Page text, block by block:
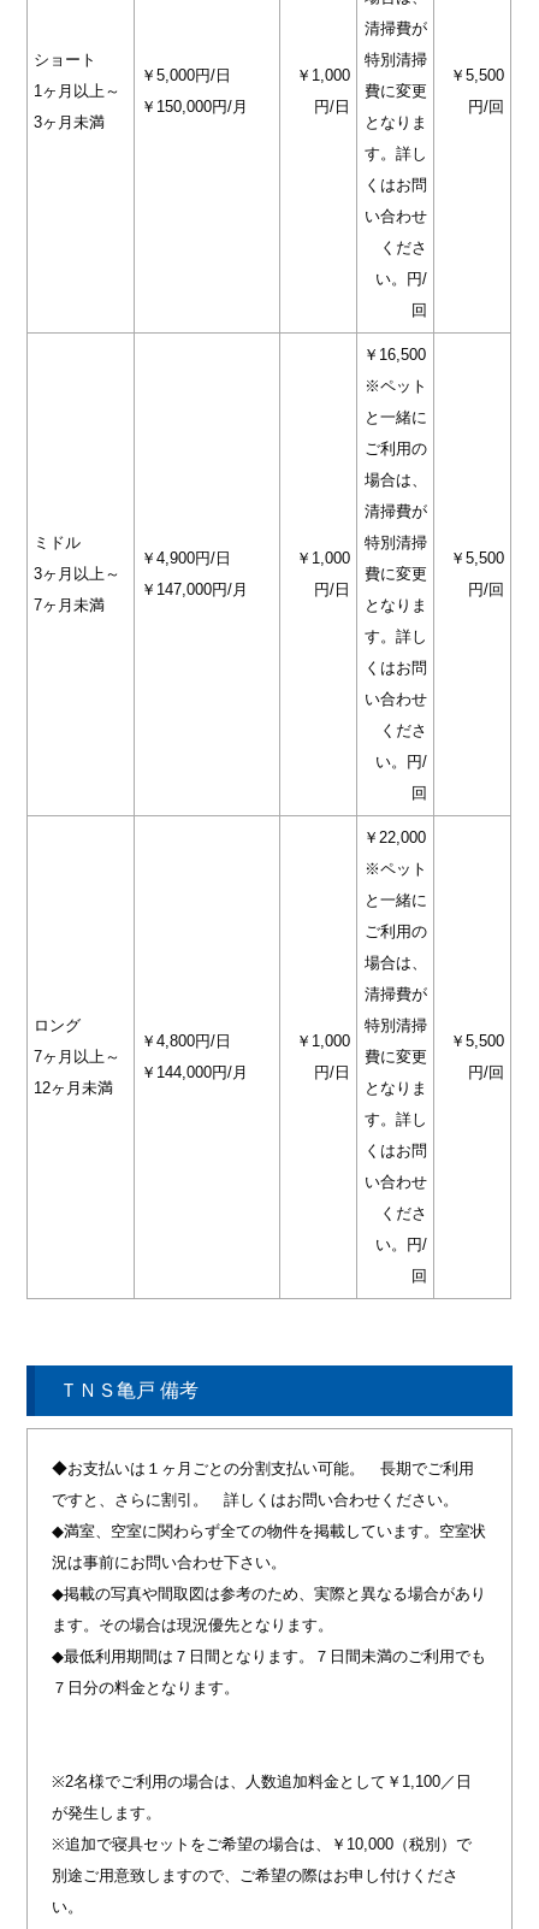
ショート
1ヶ月以上～
3ヶ月未満
￥5,000円/日
￥150,000円/月
￥1,000
円/日
清掃費が
特別清掃
費に変更
となりま
す。詳し
くはお問
い合わせ
くださ
い。円/
回
￥5,500
円/回
ミドル
3ヶ月以上～
7ヶ月未満
￥4,900円/日
￥147,000円/月
￥1,000
円/日
￥16,500
※ペット
と一緒に
ご利用の
場合は、
清掃費が
特別清掃
費に変更
となりま
す。詳し
くはお問
い合わせ
くださ
い。円/
回
￥5,500
円/回
ロング
7ヶ月以上～
12ヶ月未満
￥4,800円/日
￥144,000円/月
￥1,000
円/日
￥22,000
※ペット
と一緒に
ご利用の
場合は、
清掃費が
特別清掃
費に変更
となりま
す。詳し
くはお問
い合わせ
くださ
い。円/
回
￥5,500
円/回
ＴＮＳ亀戸 備考
◆お支払いは１ヶ月ごとの分割支払い可能。 長期でご利用
ですと、さらに割引。 詳しくはお問い合わせください。
◆満室、空室に関わらず全ての物件を掲載しています。空室状
況は事前にお問い合わせ下さい。
◆掲載の写真や間取図は参考のため、実際と異なる場合があり
ます。その場合は現況優先となります。
◆最低利用期間は７日間となります。７日間未満のご利用でも
７日分の料金となります。
※2名様でご利用の場合は、人数追加料金として￥1,100／日
が発生します。
※追加で寝具セットをご希望の場合は、￥10,000（税別）で
別途ご用意致しますので、ご希望の際はお申し付けくださ
い。